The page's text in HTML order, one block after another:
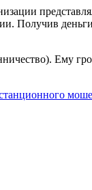
Получив
Ему